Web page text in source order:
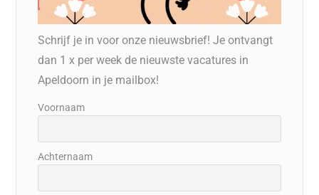
Schrijf je in voor onze nieuwsbrief! Je ontvangt
dan 1 x per week de nieuwste vacatures in
Apeldoorn in je mailbox!
Voornaam
Achternaam